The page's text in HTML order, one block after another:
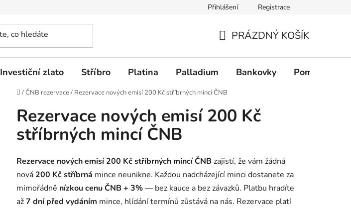
Přihlášení Registrace
PRÁZDNÝ KOŠÍK
Investiční zlato Stříbro Platina Palladium Bankovky Pomůcky
Domů
/ČNB rezervace/ Rezervace nových emisí 200 Kč stříbrných mincí ČNB
Rezervace nových emisí 200 Kč
stříbrných mincí ČNB
Rezervace nových emisí 200 Kč stříbrných mincí ČNBzajistí, že vám žádná
nová 200 Kčstříbrná mince neunikne. Každou nadcházející minci dostanete za
mimořádně nízkou cenu ČNB + 3%— bez kauce a bez závazků. Platbu hradíte
až7 dní před vydáním mince, hlídání termínů zůstává na nás. Rezervace platí